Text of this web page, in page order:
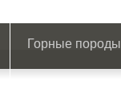
Горные породы